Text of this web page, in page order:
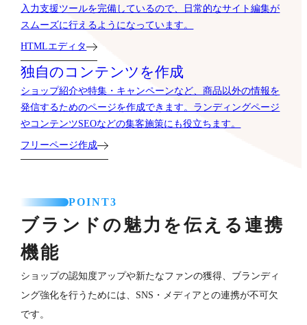
入力支援ツールを完備しているので、日常的なサイト編集が
スムーズに行えるようになっています。
HTMLエディタ
独自のコンテンツを作成
ショップ紹介や特集・キャンペーンなど、商品以外の情報を
発信するためのページを作成できます。ランディングページ
やコンテンツSEOなどの集客施策にも役立ちます。
フリーページ作成
POINT3
ブランドの魅力を伝える連携
機能
ショップの認知度アップや新たなファンの獲得、ブランディ
ング強化を行うためには、SNS・メディアとの連携が不可欠
です。